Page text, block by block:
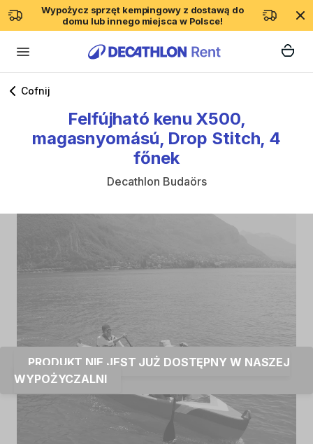
Wypożycz sprzęt kempingowy z dostawą do
domu lub innego miejsca w Polsce!
Cofnij
Felfújható kenu X500​,​
magasnyomású​,​ Drop Stitch​,​ 4
főnek
Decathlon Budaörs
PRODUKT NIE JEST JUŻ DOSTĘPNY W NASZEJ
WYPOŻYCZALNI